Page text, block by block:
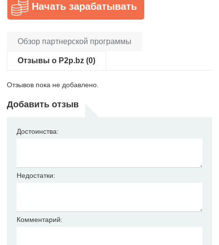
Начать зарабатывать
Обзор партнерской программы
Отзывы о P2p.bz (0)
Отзывов пока не добавлено.
Добавить отзыв
Достоинства:
Недостатки:
Комментарий: